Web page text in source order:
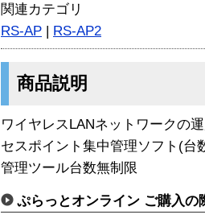
関連カテゴリ
RS-AP | RS-AP2
商品説明
ワイヤレスLANネットワークの
セスポイント集中管理ソフト(
管理ツール台数無制限
ぷらっとオンライン ご購入の